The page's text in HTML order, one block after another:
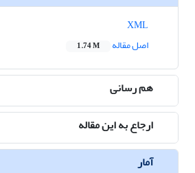
اصل مقاله
1.74 M
هم رسانی
ارجاع به این مقاله
آمار